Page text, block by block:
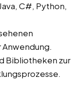
C#, Python,
Anwendung.
Bibliotheken zur